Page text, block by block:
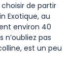
de partir
Exotique, au
environ 40
pas
est un peu